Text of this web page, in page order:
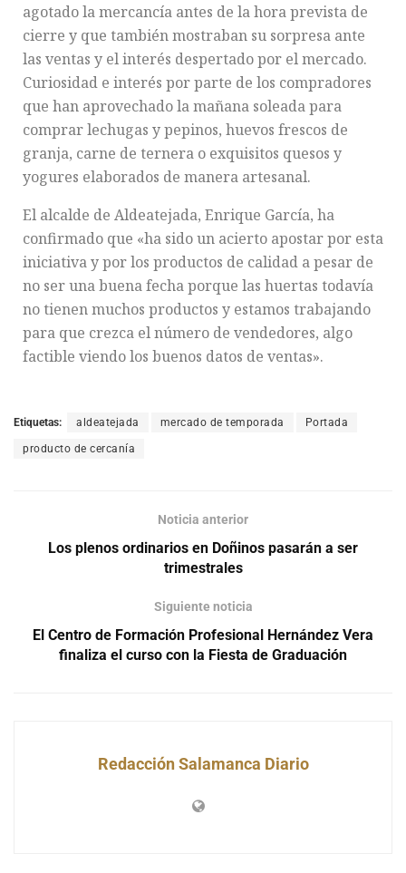
agotado la mercancía antes de la hora prevista de
cierre y que también mostraban su sorpresa ante
las ventas y el interés despertado por el mercado.
Curiosidad e interés por parte de los compradores
que han aprovechado la mañana soleada para
comprar lechugas y pepinos, huevos frescos de
granja, carne de ternera o exquisitos quesos y
yogures elaborados de manera artesanal.
El alcalde de Aldeatejada, Enrique García, ha
confirmado que «ha sido un acierto apostar por esta
iniciativa y por los productos de calidad a pesar de
no ser una buena fecha porque las huertas todavía
no tienen muchos productos y estamos trabajando
para que crezca el número de vendedores, algo
factible viendo los buenos datos de ventas».
Etiquetas: aldeatejada mercado de temporada Portada
producto de cercanía
Noticia anterior
Los plenos ordinarios en Doñinos pasarán a ser
trimestrales
Siguiente noticia
El Centro de Formación Profesional Hernández Vera
finaliza el curso con la Fiesta de Graduación
Redacción Salamanca Diario